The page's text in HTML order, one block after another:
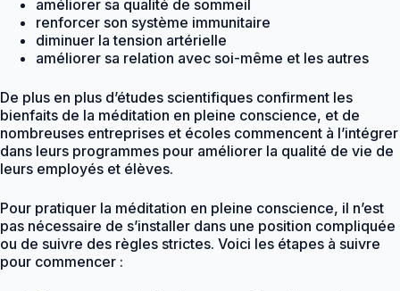
améliorer sa qualité de sommeil
renforcer son système immunitaire
diminuer la tension artérielle
améliorer sa relation avec soi-même et les autres
De plus en plus d’études scientifiques confirment les
bienfaits de la méditation en pleine conscience, et de
nombreuses entreprises et écoles commencent à l’intégrer
dans leurs programmes pour améliorer la qualité de vie de
leurs employés et élèves.
Pour pratiquer la méditation en pleine conscience, il n’est
pas nécessaire de s’installer dans une position compliquée
ou de suivre des règles strictes. Voici les étapes à suivre
pour commencer :